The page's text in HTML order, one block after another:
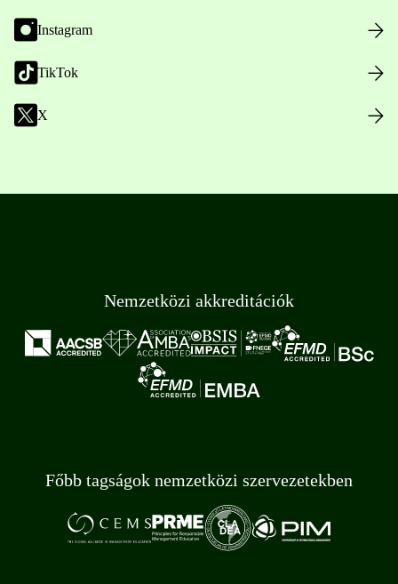
Instagram
TikTok
X
Nemzetközi akkreditációk
Főbb tagságok nemzetközi szervezetekben